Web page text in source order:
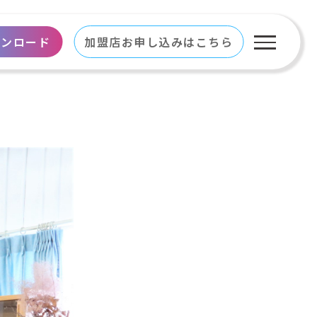
ロード 加盟店お申し込みはこちら